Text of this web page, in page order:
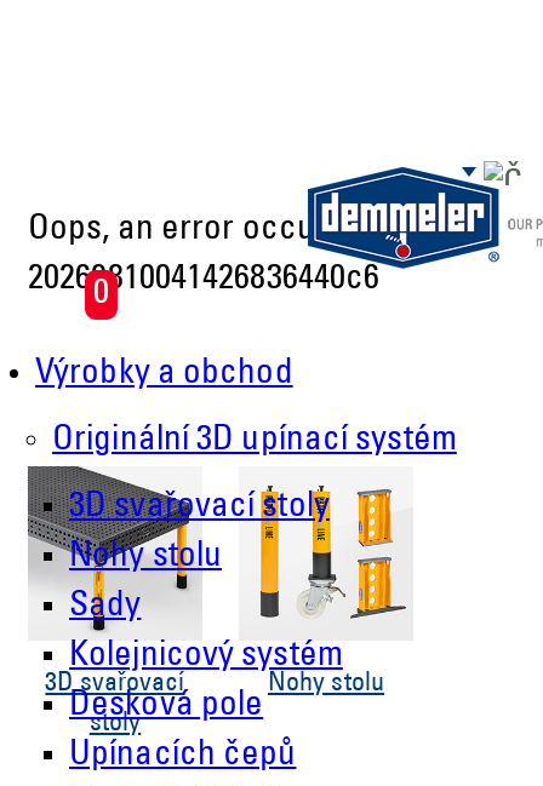
Skip to main content
0
Výrobky a obchod
Originální 3D upínací systém
3D svařovací stoly
Nohy stolu
Sady
Kolejnicový systém
Desková pole
Upínacích čepů
Oops, an error occurred! Code:
20260810041426836440c6
3D svařovací
stoly
Nohy stolu